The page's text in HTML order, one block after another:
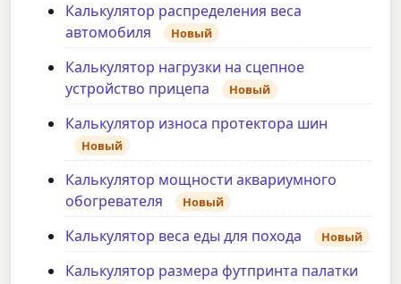
Калькулятор распределения веса
автомобиля
Новый
Калькулятор нагрузки на сцепное
устройство прицепа
Новый
Калькулятор износа протектора шин
Новый
Калькулятор мощности аквариумного
обогревателя
Новый
Калькулятор веса еды для похода Новый
Калькулятор размера футпринта палатки